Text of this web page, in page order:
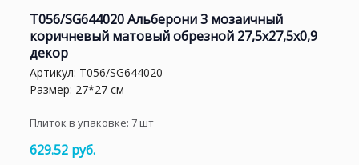
T056/SG644020 Альберони 3 мозаичный
коричневый матовый обрезной 27,5x27,5x0,9
декор
Артикул: T056/SG644020
Размер: 27*27 см
Плиток в упаковке: 7шт
629.52 руб.